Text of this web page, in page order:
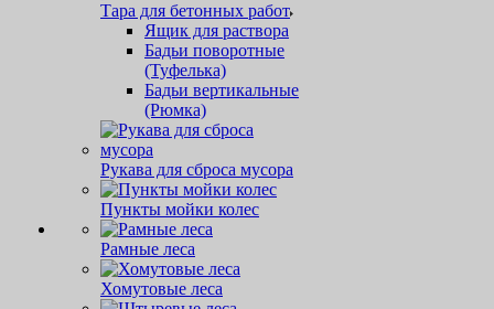
Тара для бетонных работ
Ящик для раствора
Бадьи поворотные
(Туфелька)
Бадьи вертикальные
(Рюмка)
Рукава для сброса мусора
Пункты мойки колес
Рамные леса
Хомутовые леса